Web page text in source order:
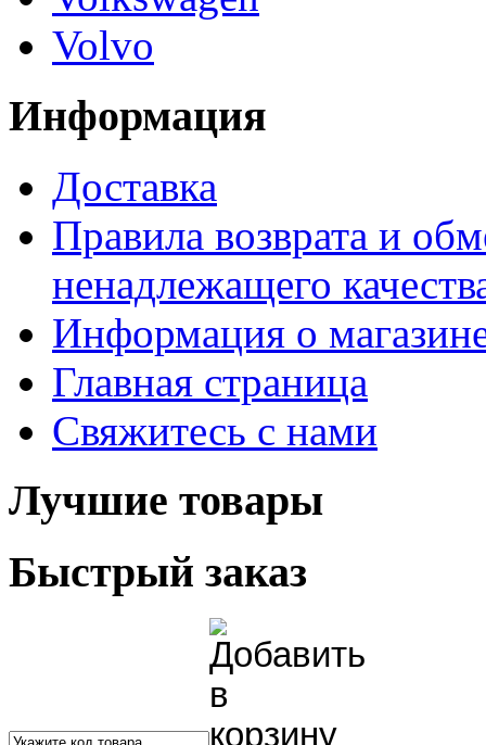
Volvo
Информация
Доставка
Правила возврата и
ненадлежащего
Информация о
Главная страница
Свяжитесь с нами
Лучшие товары
Быстрый заказ